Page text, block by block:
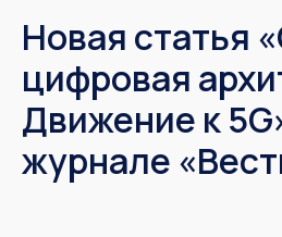
Новая статья
цифровая
Движение к
журнале